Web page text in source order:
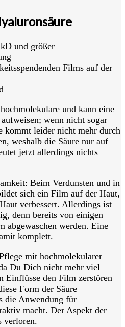
und größer
Films auf der
und kann eine
wenn nicht sogar
kommt leider nicht mehr durch
weshalb die Säure nur auf
jetzt allerdings nichts
Beim Verdunsten und in
sich ein Film auf der Haut,
verbessert. Allerdings ist
denn bereits von einigen
abgewaschen werden. Eine
komplett.
mit hochmolekularer
Du Dich nicht mehr viel
Einflüsse den Film zerstören
Form der Säure
die Anwendung für
macht. Der Aspekt der
verloren.